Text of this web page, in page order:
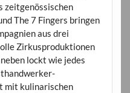
zeitgenössischen
The 7 Fingers bringen
aus drei
Zirkusproduktionen
lockt wie jedes
mit kulinarischen